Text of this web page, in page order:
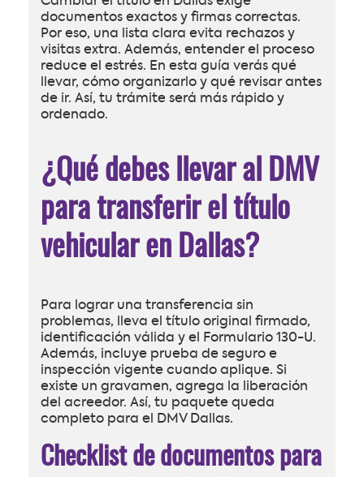
documentos exactos y firmas correctas.
Por eso, una lista clara evita rechazos y
visitas extra. Además, entender el proceso
reduce el estrés. En esta guía verás qué
llevar, cómo organizarlo y qué revisar antes
de ir. Así, tu trámite será más rápido y
ordenado.
¿Qué debes llevar al DMV
para transferir el título
vehicular en Dallas?
Para lograr una transferencia sin
problemas, lleva el título original firmado,
identificación válida y el Formulario 130-U.
Además, incluye prueba de seguro e
inspección vigente cuando aplique. Si
existe un gravamen, agrega la liberación
del acreedor. Así, tu paquete queda
completo para el DMV Dallas.
Checklist de documentos para